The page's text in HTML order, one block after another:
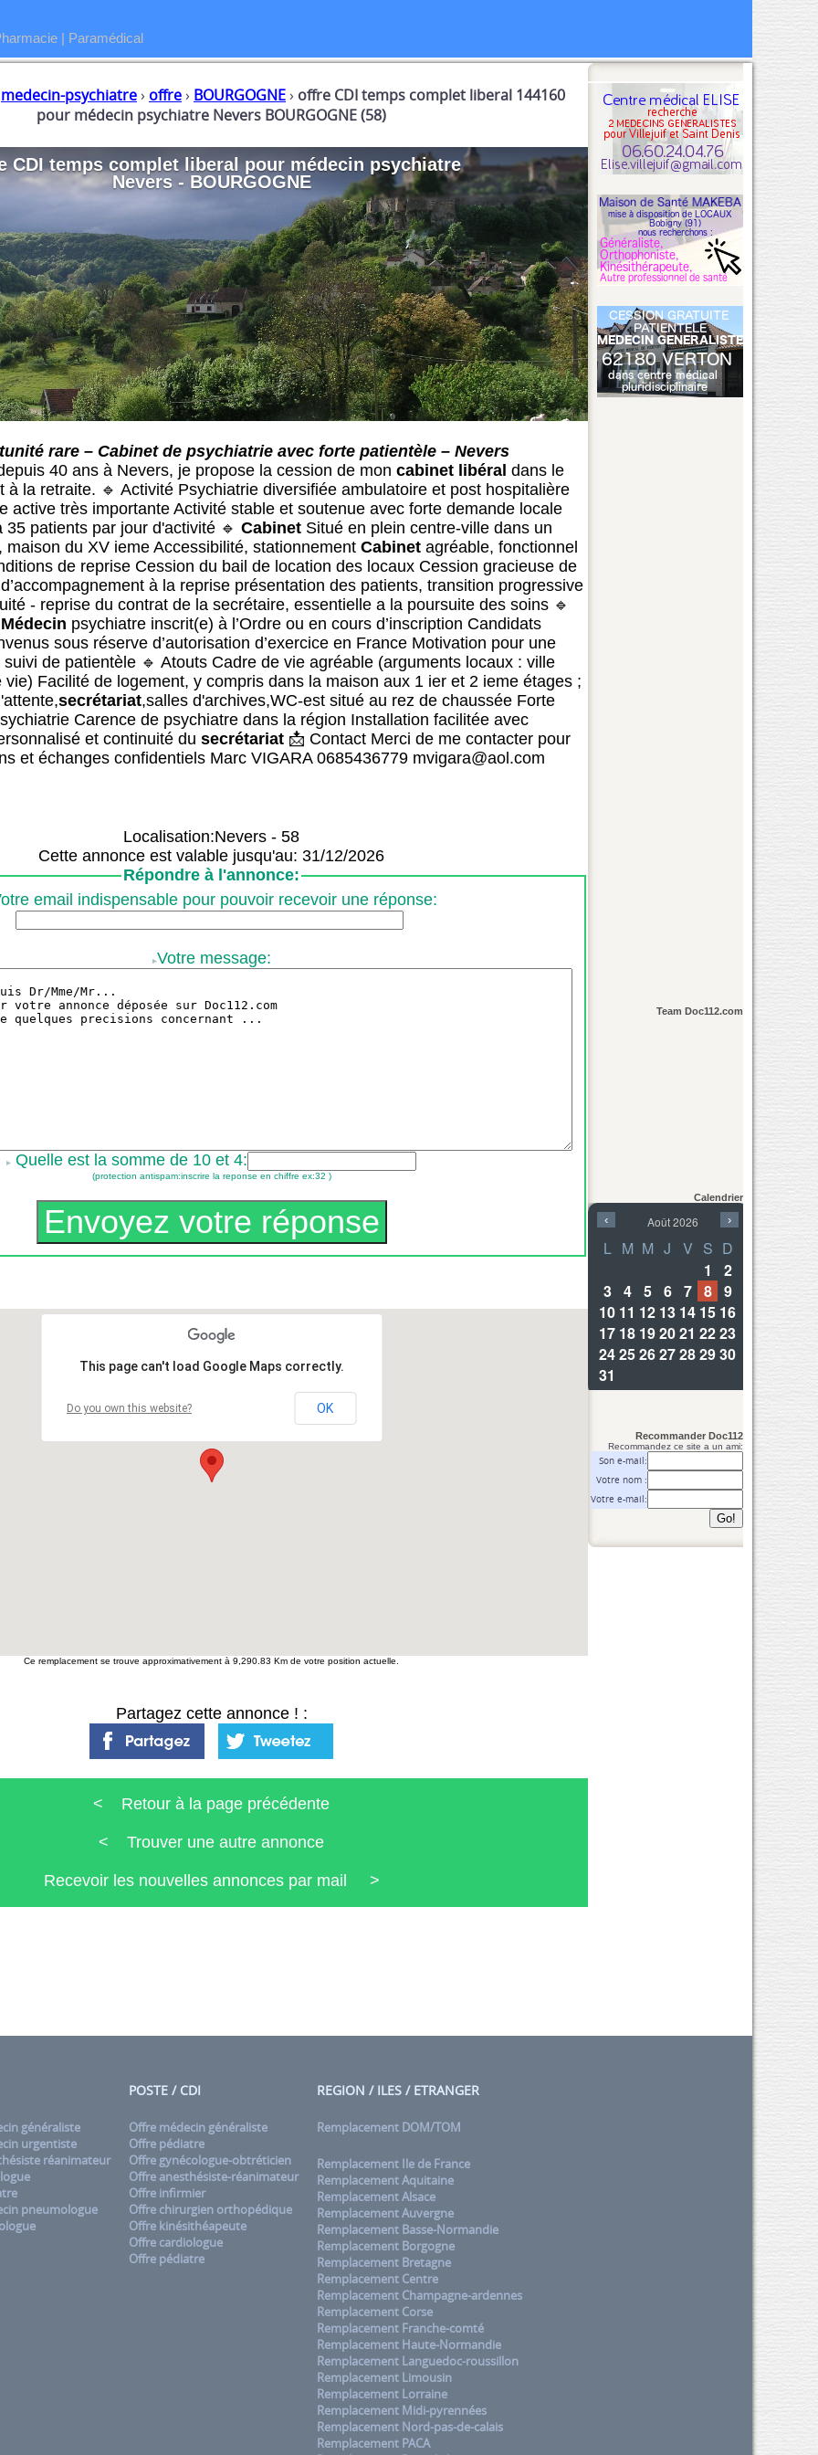
| Paramédical
medecin-psychiatre› offre› BOURGOGNE› offre CDI temps complet liberal 144160
pour médecin psychiatre Nevers BOURGOGNE (58)
CDI temps complet liberal pour médecin psychiatre
Nevers - BOURGOGNE
rare – Cabinet de psychiatrie avec forte patientèle – Nevers
40 ans à Nevers, je propose la cession de mon cabinet libéral dans le
à la retraite. 🔹 Activité Psychiatrie diversifiée ambulatoire et post hospitalière
active très importante Activité stable et soutenue avec forte demande locale
patients par jour d'activité 🔹 CabinetSitué en plein centre-ville dans un
maison du XV ieme Accessibilité, stationnement Cabinet agréable, fonctionnel
de reprise Cession du bail de location des locaux Cession gracieuse de
à la reprise présentation des patients, transition progressive
- reprise du contrat de la secrétaire, essentielle a la poursuite des soins 🔹
Médecin psychiatre inscrit(e) à l’Ordre ou en cours d’inscription Candidats
sous réserve d’autorisation d’exercice en France Motivation pour une
suivi de patientèle 🔹 Atouts Cadre de vie agréable (arguments locaux : ville
Facilité de logement, y compris dans la maison aux 1 ier et 2 ieme étages ;
secrétariat,salles d'archives,WC-est situé au rez de chaussée Forte
Carence de psychiatre dans la région Installation facilitée avec
et continuité du secrétariat 📩 Contact Merci de me contacter pour
et échanges confidentiels Marc VIGARA 0685436779 mvigara@aol.com
Localisation:Nevers - 58
Cette annonce est valable jusqu'au: 31/12/2026
Répondre à l'annonce:
email indispensable pour pouvoir recevoir une réponse:
Votre message:
Quelle est la somme de 10 et 4:
(protection antispam:inscrire la reponse en chiffre ex:32 )
This page can't load Google Maps correctly.
Do you own this website? OK
Ce remplacement se trouve approximativement à 9,290.83 Km de votre position actuelle.
Partagez cette annonce ! :
< Retour à la page précédente
< Trouver une autre annonce
Recevoir les nouvelles annonces par mail >
Team Doc112.com
Calendrier
Recommander Doc112
Recommandez ce site a un ami:
Son e-mail:
Votre nom :
Votre e-mail:
généraliste
urgentiste
réanimateur
pneumologue
POSTE / CDI
Offre médecin généraliste
Offre pédiatre
Offre gynécologue-obtréticien
Offre anesthésiste-réanimateur
Offre infirmier
Offre chirurgien orthopédique
Offre kinésithéapeute
Offre cardiologue
Offre pédiatre
REGION / ILES / ETRANGER
Remplacement DOM/TOM
Remplacement Ile de France
Remplacement Aquitaine
Remplacement Alsace
Remplacement Auvergne
Remplacement Basse-Normandie
Remplacement Borgogne
Remplacement Bretagne
Remplacement Centre
Remplacement Champagne-ardennes
Remplacement Corse
Remplacement Franche-comté
Remplacement Haute-Normandie
Remplacement Languedoc-roussillon
Remplacement Limousin
Remplacement Lorraine
Remplacement Midi-pyrennées
Remplacement Nord-pas-de-calais
Remplacement PACA